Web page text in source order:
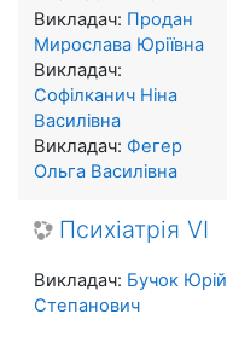
Викладач: Продан
Мирослава Юріївна
Викладач:
Софілканич Ніна
Василівна
Викладач: Фегер
Ольга Василівна
Психіатрія VI
Викладач: Бучок Юрій
Степанович